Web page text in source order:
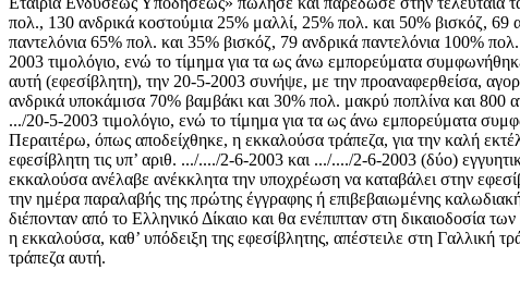
πολ., 130 ανδρικά κοστούμια 25% μαλλί, 25% πολ. και 50% βισκόζ, 69
παντελόνια 65% πολ. και 35% βισκόζ, 79 ανδρικά παντελόνια 100%
2003 τιμολόγιο, ενώ το τίμημα για τα ως άνω εμπορεύματα
αυτή (εφεσίβλητη), την 20-5-2003 συνήψε, με την προαναφερθείσα,
ανδρικά υποκάμισα 70% βαμβάκι και 30% πολ. μακρύ ποπλίνα και
.../20-5-2003 τιμολόγιο, ενώ το τίμημα για τα ως άνω εμπορεύματα
Περαιτέρω, όπως αποδείχθηκε, η εκκαλούσα τράπεζα, για την καλή
εφεσίβλητη τις υπ’ αριθ. .../..../2-6-2003 και .../..../2-6-2003 (δύο)
εκκαλούσα ανέλαβε ανέκκλητα την υποχρέωση να καταβάλει στην
την ημέρα παραλαβής της πρώτης έγγραφης ή επιβεβαιωμένης
διέπονταν από το Ελληνικό Δίκαιο και θα ενέπιπταν στη δικαιοδοσία
η εκκαλούσα, καθ’ υπόδειξη της εφεσίβλητης, απέστειλε στη Γαλλική
τράπεζα αυτή.